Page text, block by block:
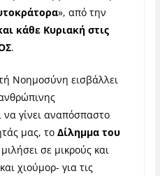
», από την
κάθε Κυριακή στις
.
Νοημοσύνη εισβάλλει
να γίνει αναπόσπαστο
μας, το Δίλημμα του
σε μικρούς και
χιούμορ- για τις